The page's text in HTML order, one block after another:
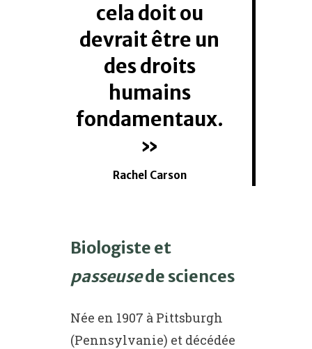
cela doit ou
devrait être un
des droits
humains
fondamentaux.
Rachel Carson
Biologiste et
passeusede sciences
Née en 1907 à Pittsburgh
(Pennsylvanie) et décédée